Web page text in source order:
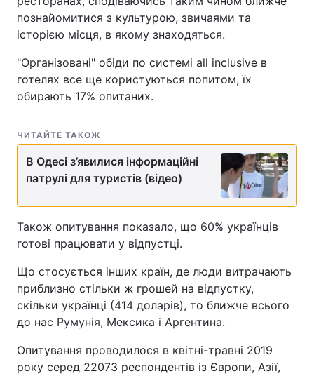
познайомитися з культурою, звичаями та
історією місця, в якому знаходяться.
"Організовані" обіди по системі all inclusive в
готелях все ще користуються попитом, їх
обирають 17% опитаних.
ЧИТАЙТЕ ТАКОЖ
В Одесі з’явилися інформаційні
патрулі для туристів (відео)
Також опитування показало, що 60% українців
готові працювати у відпустці.
Що стосується інших країн, де люди витрачають
приблизно стільки ж грошей на відпустку,
скільки українці (414 доларів), то ближче всього
до нас Румунія, Мексика і Аргентина.
Опитування проводилося в квітні-травні 2019
року серед 22073 респондентів із Європи, Азії,